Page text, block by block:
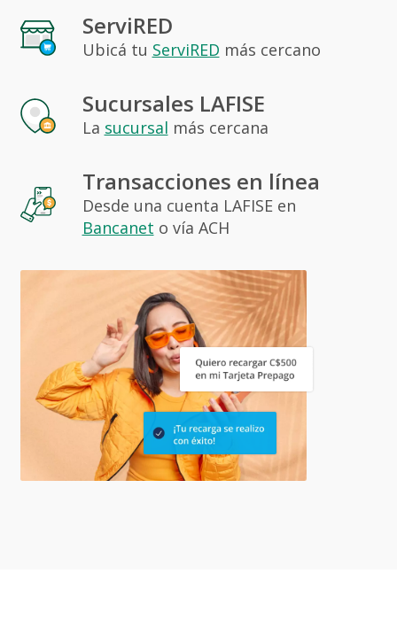
ServiRED
Ubicá tu ServiRED más cercano
Sucursales LAFISE
La sucursal más cercana
Transacciones en línea
Desde una cuenta LAFISE en
Bancanet o vía ACH